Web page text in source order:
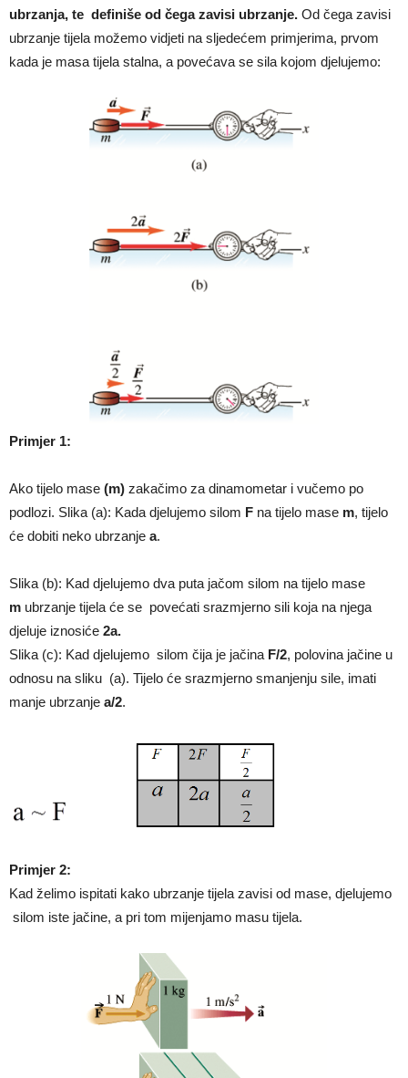
ubrzanja, te definiše od čega zavisi ubrzanje. Od čega zavisi
ubrzanje tijela možemo vidjeti na sljedećem primjerima, prvom
kada je masa tijela stalna, a povećava se sila kojom djelujemo:
Primjer 1:
Ako tijelo mase (m) zakačimo za dinamometar i vučemo po
podlozi. Slika (a): Kada djelujemo silom F na tijelo mase m, tijelo
će dobiti neko ubrzanje a.
Slika (b): Kad djelujemo dva puta jačom silom na tijelo mase
m ubrzanje tijela će se povećati srazmjerno sili koja na njega
djeluje iznosiće 2a.
Slika (c): Kad djelujemo silom čija je jačina F/2, polovina jačine u
odnosu na sliku (a). Tijelo će srazmjerno smanjenju sile, imati
manje ubrzanje a/2.
Primjer 2:
Kad želimo ispitati kako ubrzanje tijela zavisi od mase, djelujemo
silom iste jačine, a pri tom mijenjamo masu tijela.